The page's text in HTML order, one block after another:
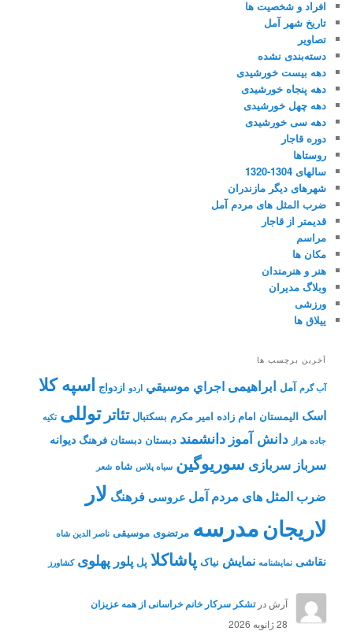
افراد و شخصیت ها
تاریخ شهر آمل
تصاویر
دسته‌بندی نشده
دهه بیست خورشیدی
دهه پنجاه خورشیدی
دهه چهل خورشیدی
دهه سی خورشیدی
دوره قاجار
روستاها
سالهای 1304-1320
شهرهای دیگر مازندران
ضرب المثل های مردم آمل
قدیمتر از قاجار
مراسم
مکان ها
هنر و هنرمندان
وبلاگ مدیران
ورزشی
ییلاق ها
آخرین برچسب ها
آب گرم آمل ابراهیمی اجراي موسيقي اردو ازدواج اسپه کلا
اسک الیمستان امام زاده امیر مکرم بسکتبال تئاتر توللی تکیه
جاده هراز دانش آموز دانشمند دبستان دبستان فرهنگ دیوانه
سرباز سربازی سوریوگین سیاه پلاس شاه شعر
ضرب المثل های مردم آمل عروسی فرهنگ لار
لاریجانمدرسه مرتضوی موسیقی ناصر الدین شاه
نقاشی نمايشنامه نمایش نیاک پاشاکلا پل پلور پهلوی کشاورز
آرش درتشکر سرکار خانم خراسانی از همه عزیزان
28 ژانویه 2026